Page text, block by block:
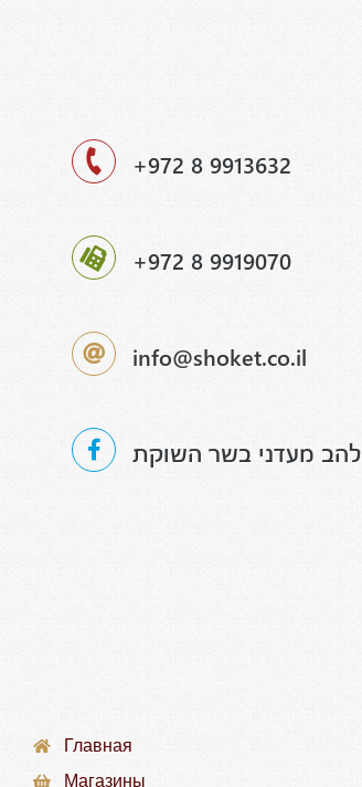
+972 8 9913632
+972 8 9919070
info@shoket.co.il
להב מעדני בשר השוקת
Главная
Магазины